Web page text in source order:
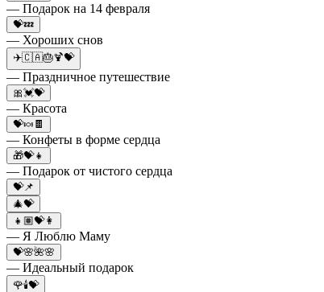
— Подарок на 14 февраля
💝💤
— Хороших снов
✈️🇨🇦🎂🍹💝
— Праздничное путешествие
🎀💓💝
— Красота
💝🍬🍫
— Конфеты в форме сердца
🎁💝👧
— Подарок от чистого сердца
💝📌
🎄💝
👧🏽💝👩
— Я Люблю Маму
💝🌸🌺🌸
— Идеальный подарок
🌹🕯️💝